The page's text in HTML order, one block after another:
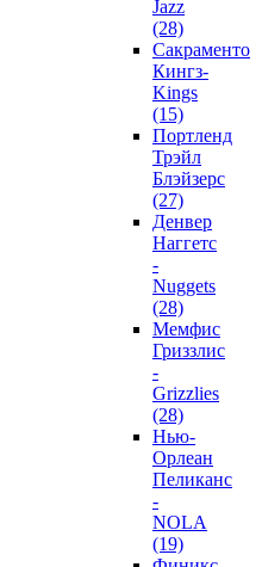
Jazz
(28)
Сакраменто
Кингз-
Kings
(15)
Портленд
Трэйл
Блэйзерс
(27)
Денвер
Наггетс
-
Nuggets
(28)
Мемфис
Гриззлис
-
Grizzlies
(28)
Нью-
Орлеан
Пеликанс
-
NOLA
(19)